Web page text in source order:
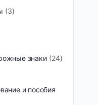
3
знаки
24
и пособия